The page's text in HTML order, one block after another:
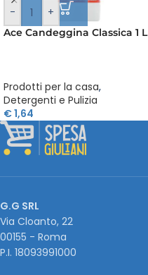
- +
Ace Candeggina Classica 1 L
Prodotti per la casa,
Detergenti e Pulizia
€1,64
G.G SRL
Via Cloanto, 22
00155 - Roma
P.I. ‭18093991000